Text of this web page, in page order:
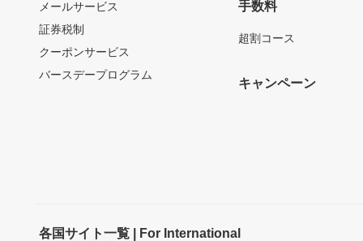
メールサービス
証券税制
クーポンサービス
バースデープログラム
手数料
超割コース
キャンペーン
各国サイト一覧 | For International